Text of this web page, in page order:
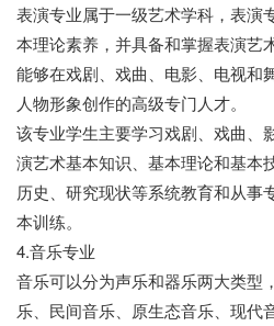
表演专业属于一级艺术学科，表演
本理论素养，并具备和掌握表演艺
能够在戏剧、戏曲、电影、电视和
人物形象创作的高级专门人才。
该专业学生主要学习戏剧、戏曲、
演艺术基本知识、基本理论和基本
历史、研究现状等系统教育和从事
本训练。
4.音乐专业
音乐可以分为声乐和器乐两大类型
乐、民间音乐、原生态音乐、现代